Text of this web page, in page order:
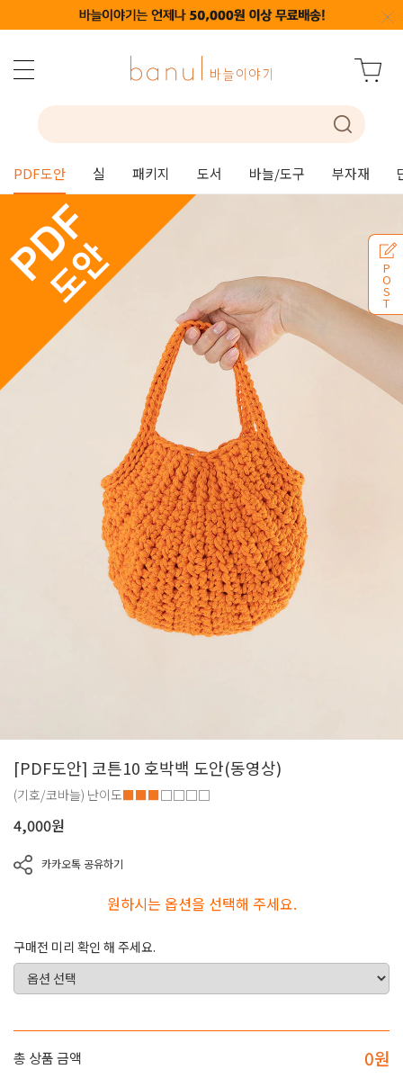
PDF도안 실 패키지 도서 바늘/도구 부자재
P
O
S
T
[PDF도안] 코튼10 호박백 도안(동영상)
(기호/코바늘) 난이도■■■□□□□
4,000원
카카오톡 공유하기
원하시는 옵션을 선택해 주세요.
구매전 미리 확인 해 주세요.
총 상품 금액 0원